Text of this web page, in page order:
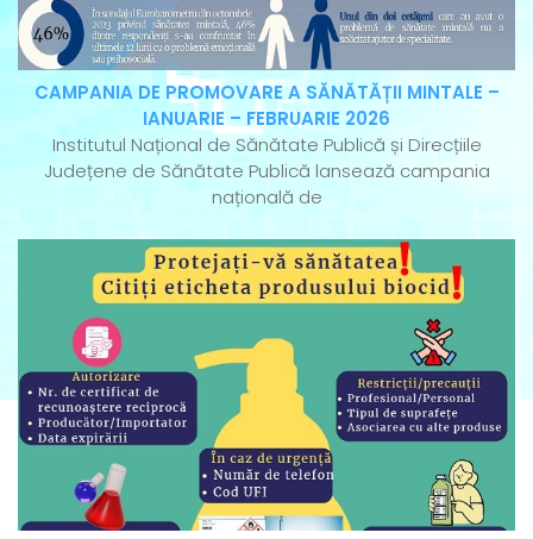
CAMPANIA DE PROMOVARE A SĂNĂTĂȚII MINTALE –
IANUARIE – FEBRUARIE 2026
Institutul Național de Sănătate Publică și Direcțiile
Județene de Sănătate Publică lansează campania
națională de